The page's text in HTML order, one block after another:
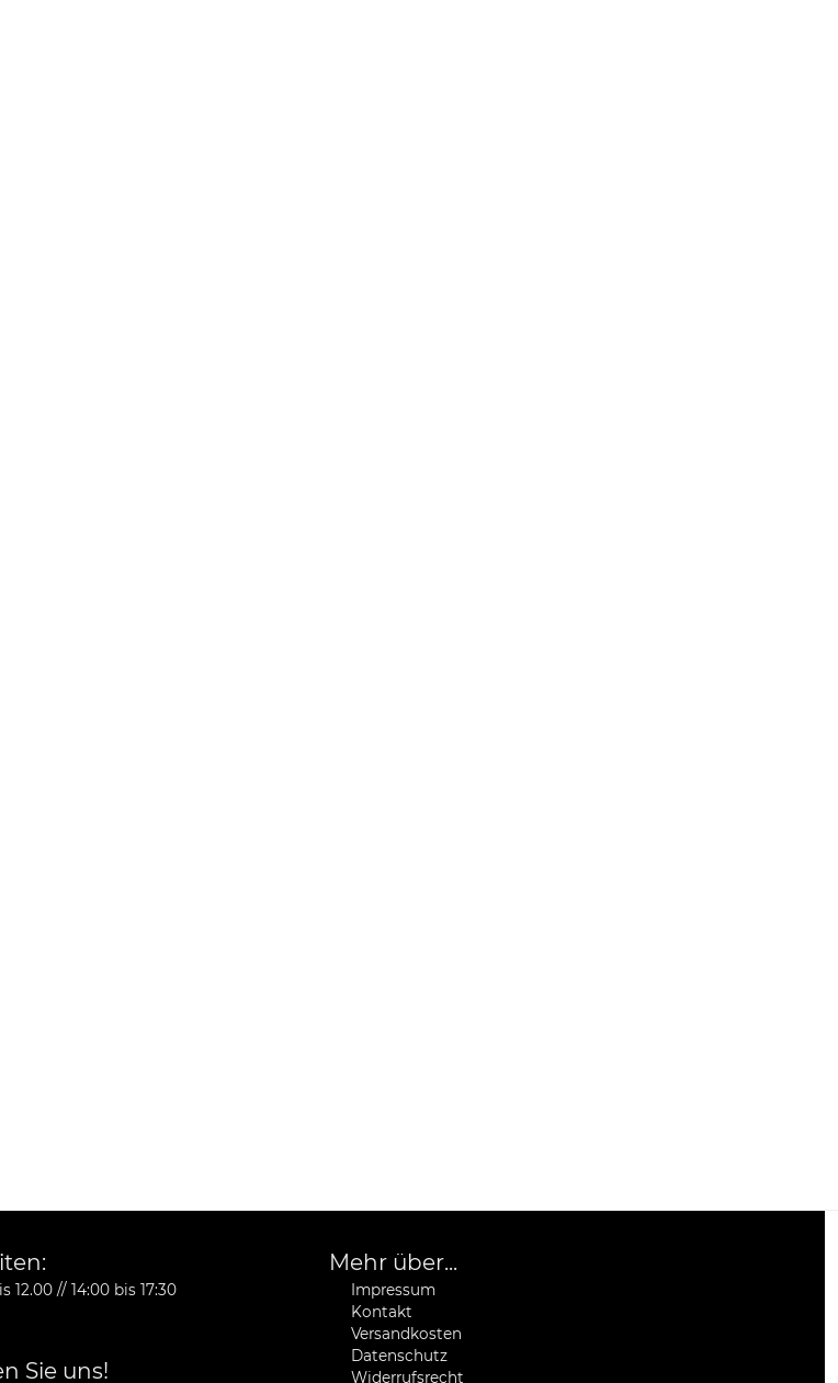
12.00 // 14:00 bis 17:30
Sie uns!
Mehr über...
Impressum
Kontakt
Versandkosten
Datenschutz
Widerrufsrecht